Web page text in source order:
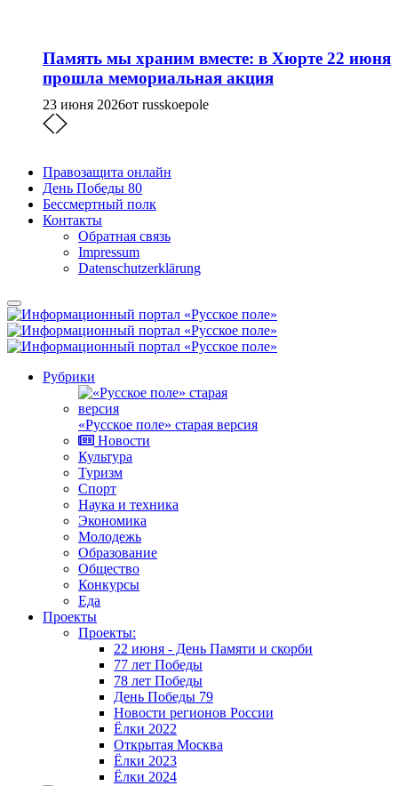
Память мы храним вместе: в Хюрте 22 июня
прошла мемориальная акция
23 июня 2026от russkoepole
Правозащита онлайн
День Победы 80
Бессмертный полк
Контакты
Обратная связь
Impressum
Datenschutzerklärung
Рубрики
«Русское поле» старая версия
Новости
Культура
Туризм
Спорт
Наука и техника
Экономика
Молодежь
Образование
Общество
Конкурсы
Еда
Проекты
Проекты:
22 июня - День Памяти и скорби
77 лет Победы
78 лет Победы
День Победы 79
Новости регионов России
Ёлки 2022
Открытая Москва
Ёлки 2023
Ёлки 2024